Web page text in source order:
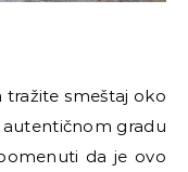
smeštaj oko
gradu
da je ovo